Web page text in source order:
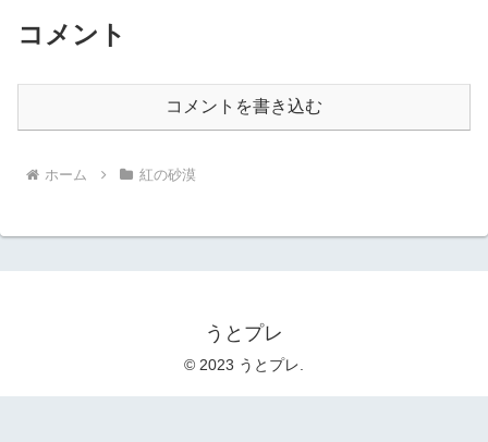
コメント
コメントを書き込む
ホーム 紅の砂漠
うとプレ
© 2023 うとプレ.